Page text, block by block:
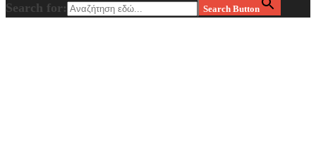
Search for: Search Button